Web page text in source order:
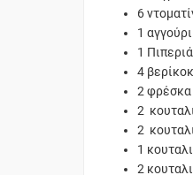
6
1
1
4
2 φρέσκα
2
2
1
2